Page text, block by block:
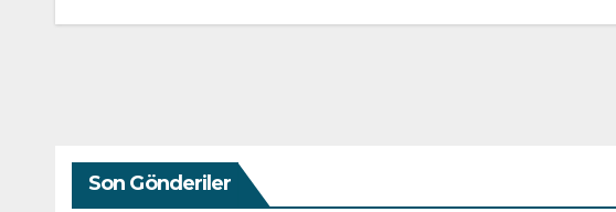
Son Gönderiler